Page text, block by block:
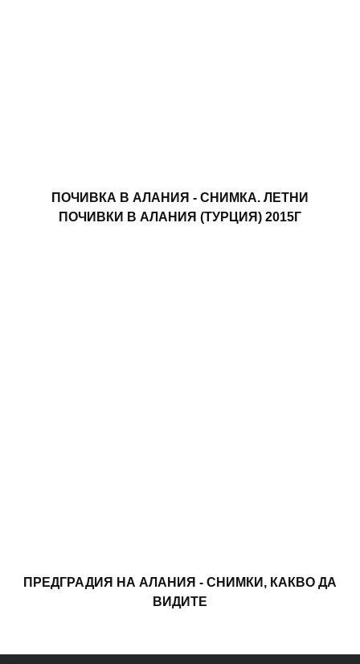
ПОЧИВКА В АЛАНИЯ - СНИМКА. ЛЕТНИ
ПОЧИВКИ В АЛАНИЯ (ТУРЦИЯ) 2015Г
ПРЕДГРАДИЯ НА АЛАНИЯ - СНИМКИ, КАКВО ДА
ВИДИТЕ